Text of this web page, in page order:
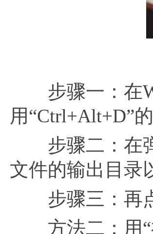
步骤一：在
用“Ctrl+Alt+D”
步骤二：在弹
文件的输出目录
步骤三：再点
方法二：用“